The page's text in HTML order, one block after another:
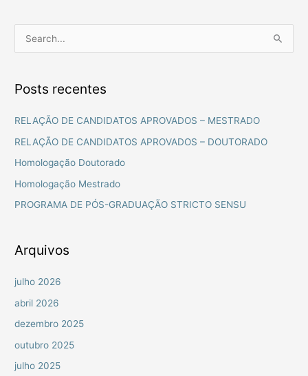
q
u
r
p
r
Posts recentes
RELAÇÃO DE CANDIDATOS APROVADOS – MESTRADO
RELAÇÃO DE CANDIDATOS APROVADOS – DOUTORADO
Homologação Doutorado
Homologação Mestrado
PROGRAMA DE PÓS-GRADUAÇÃO STRICTO SENSU
Arquivos
julho 2026
abril 2026
dezembro 2025
outubro 2025
julho 2025